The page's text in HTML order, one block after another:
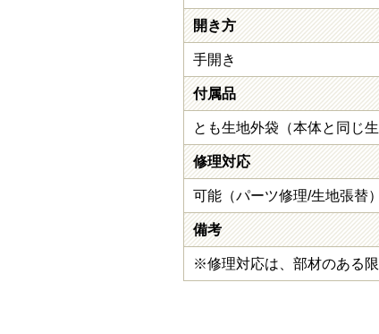
開き方
手開き
付属品
とも生地外袋（本体と同じ生
修理対応
可能（パーツ修理/生地張替）
備考
※修理対応は、部材のある限